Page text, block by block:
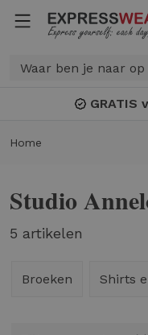
GRATIS
Home
Studio
5 artikelen
Broeken Shirts